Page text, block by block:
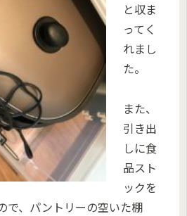
と収ま
ってく
れまし
た。
また、
引き出
しに食
品スト
ックを
で、パントリーの空いた棚